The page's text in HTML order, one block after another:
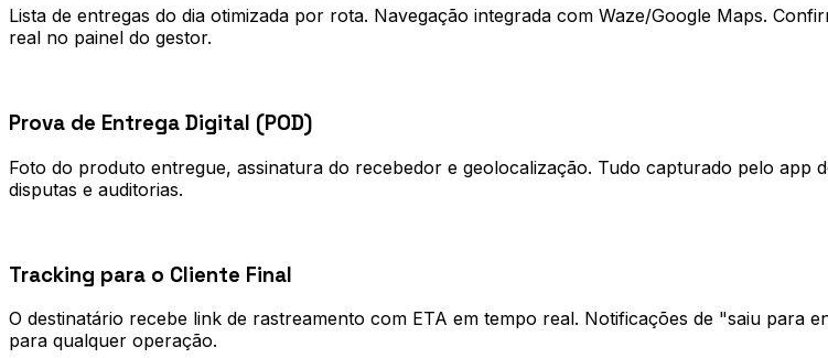
Lista de entregas do dia otimizada por rota. Navegação integrada com Waze/Google Maps.
real no painel do gestor.
Prova de Entrega Digital (POD)
Foto do produto entregue, assinatura do recebedor e geolocalização. Tudo capturado pelo app
disputas e auditorias.
Tracking para o Cliente Final
O destinatário recebe link de rastreamento com ETA em tempo real. Notificações de "saiu para
para qualquer operação.